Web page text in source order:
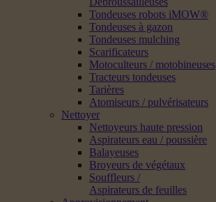
Tondeuses robots iMOW®
Tondeuses à gazon
Tondeuses mulching
Scarificateurs
Motoculteurs / motobineuses
Tracteurs tondeuses
Tarières
Atomiseurs / pulvérisateurs
Nettoyer
Nettoyeurs haute pression
Aspirateurs eau / poussière
Balayeuses
Broyeurs de végétaux
Souffleurs /
Aspirateurs de feuilles